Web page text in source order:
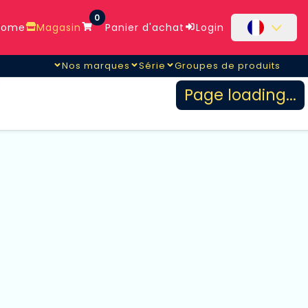
Magasin
0
Panier d'achat Login
Nos marques Série Groupes de produits
Page loading...